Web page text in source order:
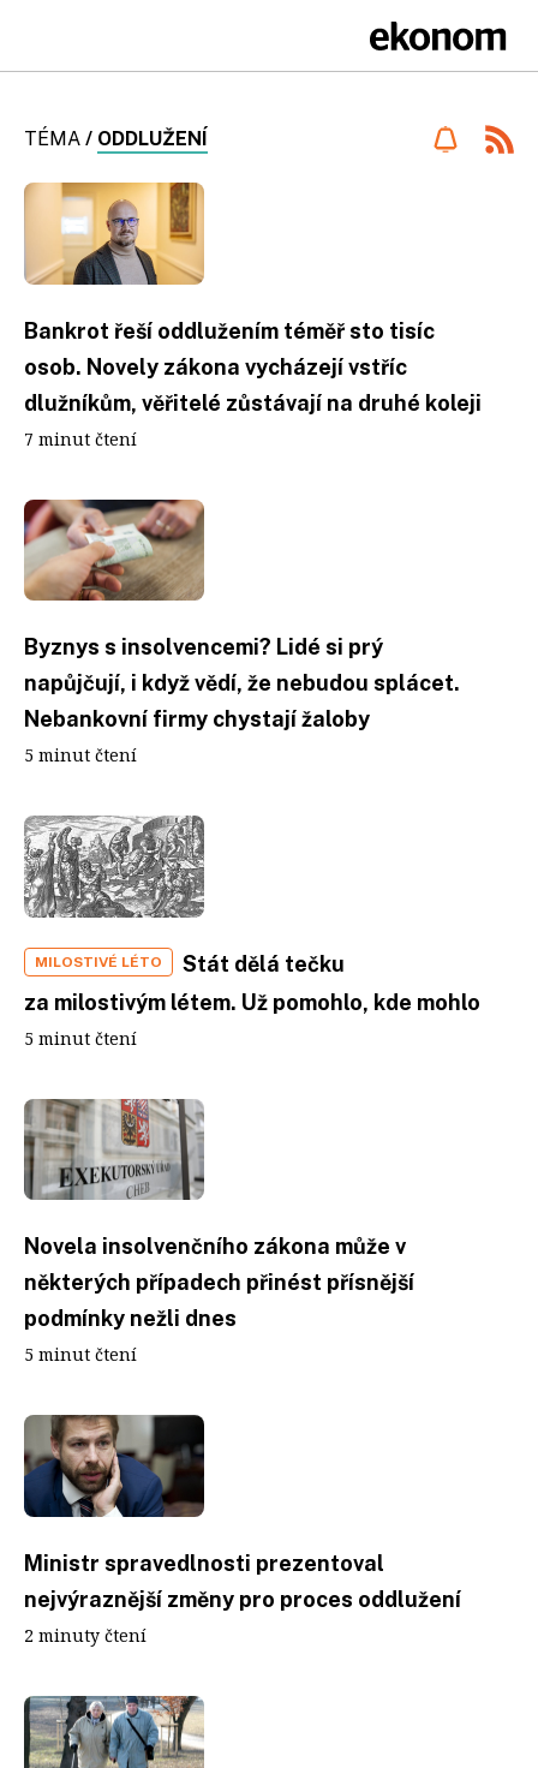
TÉMA / ODDLUŽENÍ
Bankrot řeší oddlužením téměř sto tisíc
osob. Novely zákona vycházejí vstříc
dlužníkům, věřitelé zůstávají na druhé koleji
7 minut čtení
Byznys s insolvencemi? Lidé si prý
napůjčují, i když vědí, že nebudou splácet.
Nebankovní firmy chystají žaloby
5 minut čtení
MILOSTIVÉ LÉTO
Stát dělá tečku
za milostivým létem. Už pomohlo, kde mohlo
5 minut čtení
Novela insolvenčního zákona může v
některých případech přinést přísnější
podmínky nežli dnes
5 minut čtení
Ministr spravedlnosti prezentoval
nejvýraznější změny pro proces oddlužení
2 minuty čtení